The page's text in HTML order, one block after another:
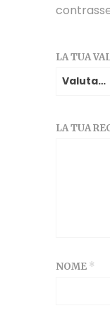
LA TUA
LA TUA
NOME *